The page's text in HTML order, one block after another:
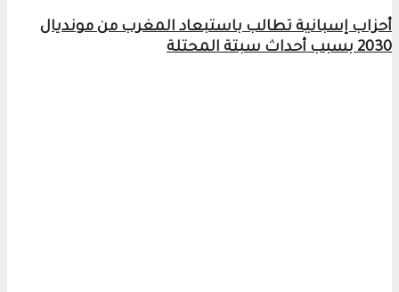
أحزاب إسبانية تطالب باستبعاد المغرب من مونديال
2030 بسبب أحداث سبتة المحتلة